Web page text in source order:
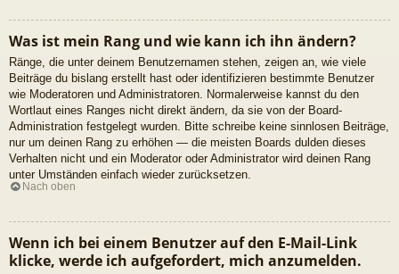
Was ist mein Rang und wie kann ich ihn ändern?
Ränge, die unter deinem Benutzernamen stehen, zeigen an, wie viele
Beiträge du bislang erstellt hast oder identifizieren bestimmte Benutzer
wie Moderatoren und Administratoren. Normalerweise kannst du den
Wortlaut eines Ranges nicht direkt ändern, da sie von der Board-
Administration festgelegt wurden. Bitte schreibe keine sinnlosen Beiträge,
nur um deinen Rang zu erhöhen — die meisten Boards dulden dieses
Verhalten nicht und ein Moderator oder Administrator wird deinen Rang
unter Umständen einfach wieder zurücksetzen.
Nach oben
Wenn ich bei einem Benutzer auf den E-Mail-Link
klicke, werde ich aufgefordert, mich anzumelden.